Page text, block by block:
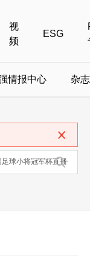
视
频
ESG
情报中心 杂